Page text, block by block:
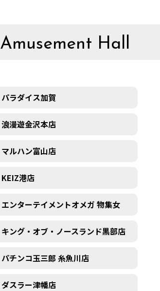
Amusement Hall
パラダイス加賀
浪漫遊金沢本店
マルハン富山店
KEIZ港店
エンターテイメントオメガ 物集女
キング・オブ・ノースランド黒部店
パチンコ玉三郎 糸魚川店
ダスラー津幡店